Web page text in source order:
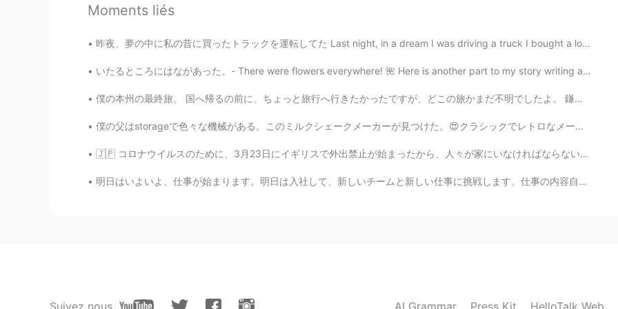
@osakawayne
日一添 Enda 2021.08.10 05:38
osakawayne 2021.08.10 05:37
@Lana 𓆝 Sorry I don't know..
Moments liés
昨夜、夢の中に私の昔に買ったトラックを運転してた Last night, in a dream I was driving a truck I bought a long time ago で...
いたるところにはながあった。- There were flowers everywhere! 🌺 Here is another part to my story writing about ...
僕の本州の最終旅。 国へ帰るの前に、ちょっと旅行へ行きたかったですが、どこの旅かまだ不明でしたよ。 鎌倉ヘあまり旅行をやりたくなかったです。大学に鎌倉時代のことをよく勉強しましたから、まことにも...
僕の父はstorageで色々な機械がある。このミルクシェークメーカーが見つけた。😍クラシックでレトロなメーカーが大好き。 何回ミルクシェークを作ったけど、ちょっとちっぱいしちゃった。😖あぁ、し...
🇯🇵 コロナウイルスのために、3月23日にイギリスで外出禁止が始まったから、人々が家にいなければならない。 1日2回以下、ちょっと散歩や大切なものだけの買い物に出かけることは許可されているが、そ...
明日はいよいよ、仕事が始まります。明日は入社して、新しいチームと新しい仕事に挑戦します。仕事の内容自体が一緒だけれど違う業界で行うので色々学びと慣れが待っているに違いない。日本語で仕事をするのも...
Suivez nous AI Grammar Press Kit HelloTalk Web